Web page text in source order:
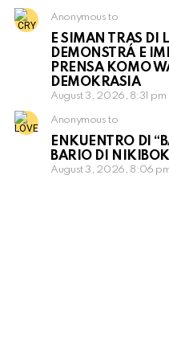
Anonymous to
E SIMAN TRAS DI
DEMONSTRÁ E
PRENSA KOMO
DEMOKRASIA
August 3, 2026, 8:31 pm
Anonymous to
ENKUENTRO DI
BARIO DI
August 3, 2026, 8:06